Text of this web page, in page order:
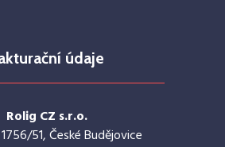
údaje
Rolig CZ s.r.o.
51, České Budějovice